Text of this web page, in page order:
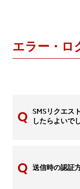
エラー・ロ
SMSリクエス
したらよいで
送信時の認証